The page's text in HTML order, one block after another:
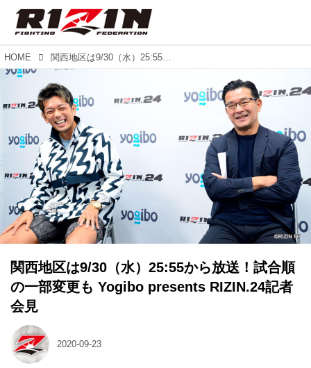
HOME 関西地区は9/30（水）25:55から放送！試合順の一部変更も Yogibo presents RIZIN.24記者会見
関西地区は9/30（水）25:55から放送！試合順
の一部変更も Yogibo presents RIZIN.24記者
会見
2020-09-23